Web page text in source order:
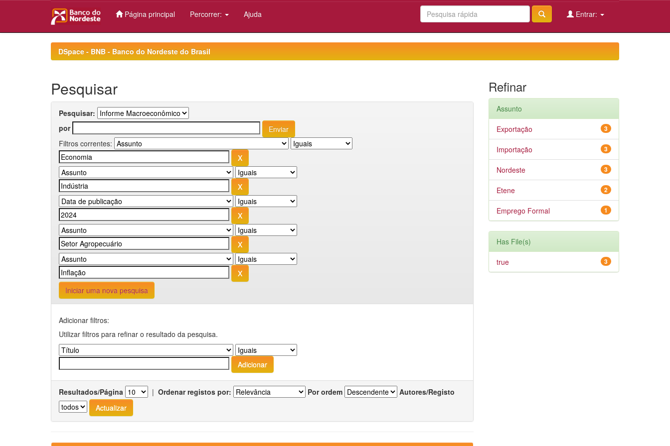
Página principal Percorrer: Ajuda Entrar:
DSpace - BNB - Banco do Nordeste do Brasil
Pesquisar
Pesquisar:
por
Filtros correntes:
Iniciar uma nova pesquisa
Adicionar filtros:
Utilizar filtros para refinar o resultado da pesquisa.
Resultados/Página | Ordenar registos por: Por ordem Autores/Registo
Refinar
Assunto
3
Exportação
3
Importação
3
Nordeste
2
Etene
1
Emprego Formal
Has File(s)
3
true